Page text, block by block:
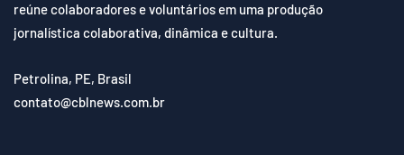
reúne colaboradores e voluntários em uma produção
jornalística colaborativa, dinâmica e cultura.
Petrolina, PE, Brasil
contato@cblnews.com.br